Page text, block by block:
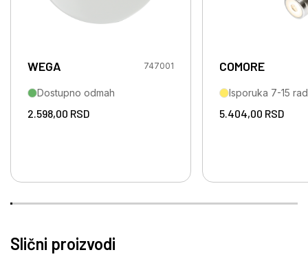
WEGA 747001
Dostupno odmah
2.598,00 RSD
COMORE
Isporuka 7-15
5.404,00 RSD
Slični proizvodi